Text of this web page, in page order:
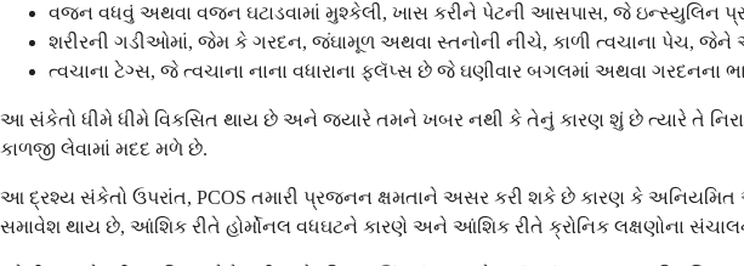
વજન વધવું અથવા વજન ઘટાડવામાં મુશ્કેલી, ખાસ કરીને પેટની આસપાસ, જે ઇન્સ્યુલિન
શરીરની ગડીઓમાં, જેમ કે ગરદન, જંઘામૂળ અથવા સ્તનોની નીચે, કાળી ત્વચાના પેચ,
ત્વચાના ટેગ્સ, જે ત્વચાના નાના વધારાના ફ્લૅપ્સ છે જે ઘણીવાર બગલમાં અથવા ગરદનના
આ સંકેતો ધીમે ધીમે વિકસિત થાય છે અને જ્યારે તમને ખબર નથી કે તેનું કારણ શું છે ત્યારે તે
કાળજી લેવામાં મદદ મળે છે.
આ દ્રશ્ય સંકેતો ઉપરાંત, PCOS તમારી પ્રજનન ક્ષમતાને અસર કરી શકે છે કારણ કે
સમાવેશ થાય છે, આંશિક રીતે હોર્મોનલ વધઘટને કારણે અને આંશિક રીતે ક્રોનિક લક્ષણોના